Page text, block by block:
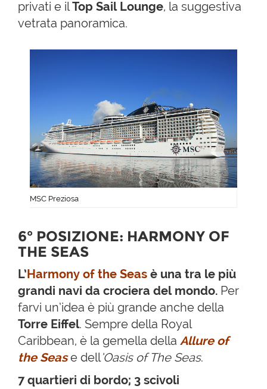
privati e ilTop Sail Lounge, la suggestiva
vetrata panoramica.
MSC Preziosa
6° POSIZIONE: HARMONY OF
THE SEAS
L’Harmony of the Seas è una tra le più
grandi navi da crociera del mondo. Per
farvi un’idea è più grande anche della
Torre Eiffel. Sempre della Royal
Caribbean, è la gemella della Allure of
the Sease dell’Oasis of The Seas.
7 quartieri di bordo; 3 scivoli